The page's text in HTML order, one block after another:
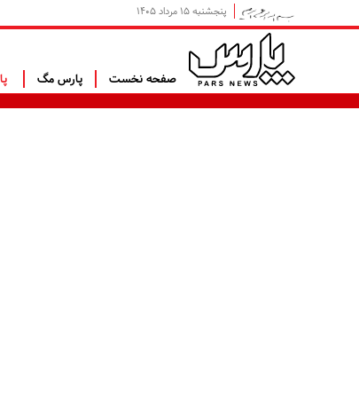
پنجشنبه ۱۵ مرداد ۱۴۰۵
صفحه نخست پارس مگ